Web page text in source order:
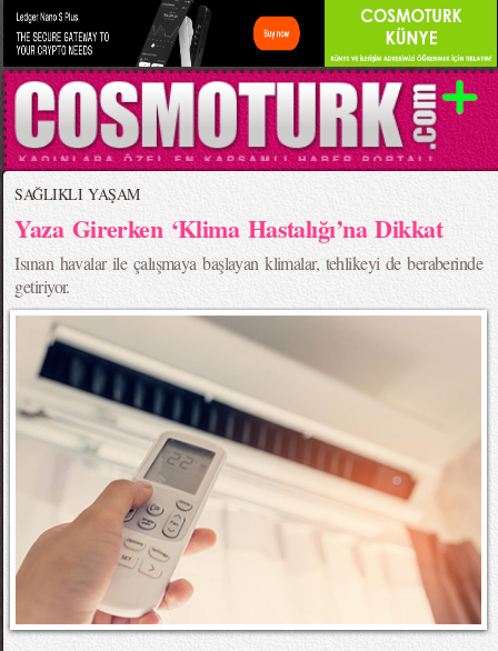
SAĞLIKLI YAŞAM
Yaza Girerken ‘Klima Hastalığı’na Dikkat
Isınan havalar ile çalışmaya başlayan klimalar, tehlikeyi de beraberinde
getiriyor.